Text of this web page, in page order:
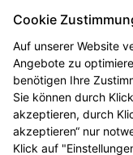
Ich habe die
Kenntnis
Formular jetzt
Cookie
Auf unserer Website
Angebote zu
benötigen Ihre
Sie können durch
akzeptieren, durch
akzeptieren“ nur
Klick auf